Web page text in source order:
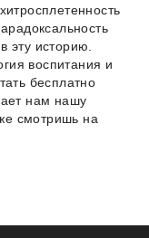
эту историю.
воспитания и
бесплатно
нам нашу
смотришь на